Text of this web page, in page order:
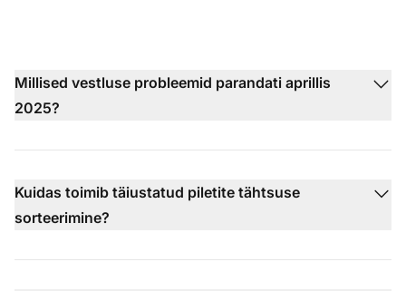
Millised vestluse probleemid parandati aprillis
2025?
Kuidas toimib täiustatud piletite tähtsuse
sorteerimine?